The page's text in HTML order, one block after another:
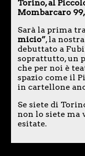
Torino, al
Mombarcaro 99,
Sarà la prima
micio”, la
debuttato a
soprattutto, un
che per noi è
spazio come il
in cartellone
Se siete di
non lo siete ma
esitate.